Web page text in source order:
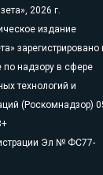
2026 г.
издание
зарегистрировано
надзору в сфере
технологий и
(Роскомнадзор)
Эл № ФС77-